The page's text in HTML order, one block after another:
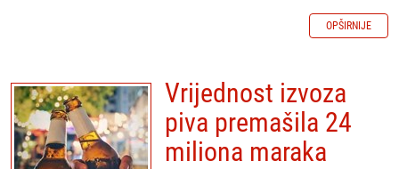
OPŠIRNIJE
Vrijednost izvoza
piva premašila 24
miliona maraka